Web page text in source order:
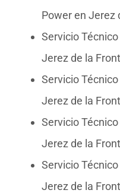
Power en Jerez
Servicio
Jerez de la
Servicio
Jerez de la
Servicio
Jerez de la
Servicio
Jerez de la